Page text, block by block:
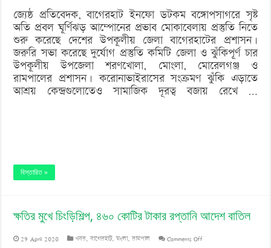
আশ্রয়
কেন্দ্র
জ্যেষ্ঠ প্রতিবেদক, বাগেরহাট ইনফো ডটকম বঙ্গোপসাগরে সৃষ্ট
অতি প্রবল ঘূর্ণিঝড় আম্পােনের প্রভাব মোকাবেলায় প্রস্তুতি নিতে
শুরু করেছে দেশের উপকূলীয় জেলা বাগেরহাটের প্রশাসন।
জরুরি সভা করেছে দুর্যোগ প্রস্তুতি কমিটি জেলা ও ঝুঁকিপূর্ণ চার
উপকূলীয় উপজেলা শরণখোলা, মোংলা, মোরেলগঞ্জ ও
রামপালের প্রশাসন। করোনাভাইরাসের সংক্রমণ ঝুঁকি এড়াতে
আশ্রয় কেন্দ্রগুলোতেও সামাজিক দূরত্ব বজায় রেখে …
বিস্তারিত »
ক্ষতির মুখে চিংড়িশিল্প, ৪৬০ কোটির টাকার রপ্তানি আদেশ বাতিল
29 April 2020 খবর,বাগেরহাট,মংলা,রামপাল Comments Offon